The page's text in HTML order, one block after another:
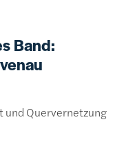
Band:
und Quervernetzung